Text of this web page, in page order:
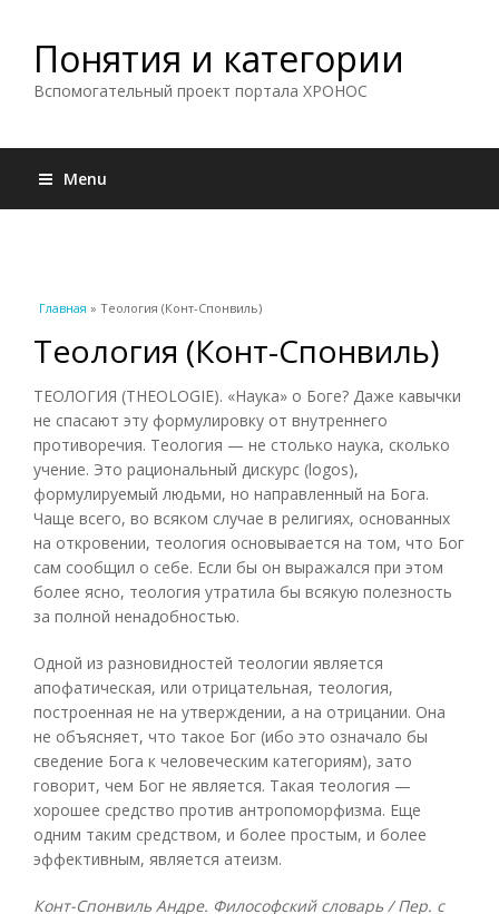
Понятия и категории
Вспомогательный проект портала ХРОНОС
Menu
Вы здесь
Главная » Теология (Конт-Спонвиль)
Теология (Конт-Спонвиль)
ТЕОЛОГИЯ (THEOLOGIE). «Наука» о Боге? Даже кавычки
не спасают эту формулировку от внутреннего
противоречия. Теология — не столько наука, сколько
учение. Это рациональный дискурс (logos),
формулируемый людьми, но направленный на Бога.
Чаще всего, во всяком случае в религиях, основанных
на откровении, теология основывается на том, что Бог
сам сообщил о себе. Если бы он выражался при этом
более ясно, теология утратила бы всякую полезность
за полной ненадобностью.
Одной из разновидностей теологии является
апофатическая, или отрицательная, теология,
построенная не на утверждении, а на отрицании. Она
не объясняет, что такое Бог (ибо это означало бы
сведение Бога к человеческим категориям), зато
говорит, чем Бог не является. Такая теология —
хорошее средство против антропоморфизма. Еще
одним таким средством, и более простым, и более
эффективным, является атеизм.
Конт-Спонвиль Андре. Философский словарь / Пер. с